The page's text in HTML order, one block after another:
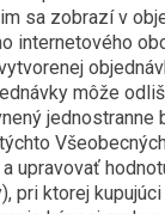
sa zobrazí v
internetového
môže
jednostranne
upravovať
pri ktorej